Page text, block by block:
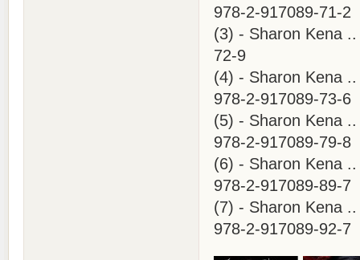
978-2-917089-71-2
(3) - Sharon Kena
72-9
(4) - Sharon Kena
978-2-917089-73-6
(5) - Sharon Kena
978-2-917089-79-8
(6) - Sharon Kena
978-2-917089-89-7
(7) - Sharon Kena
978-2-917089-92-7